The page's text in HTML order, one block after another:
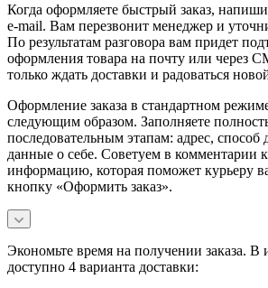
Когда оформляете быстрый заказ,
e-mail. Вам перезвонит менеджер и
По результатам разговора вам придет
оформления товара на почту или через
только ждать доставки и радоваться
Оформление заказа в стандартном
следующим образом. Заполняете
последовательным этапам: адрес, способ
данные о себе. Советуем в комментарии к
информацию, которая поможет курьеру
кнопку «Оформить заказ».
Экономьте время на получении заказа. В
доступно 4 варианта доставки: